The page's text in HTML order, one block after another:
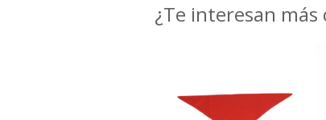
¿Te interesan más